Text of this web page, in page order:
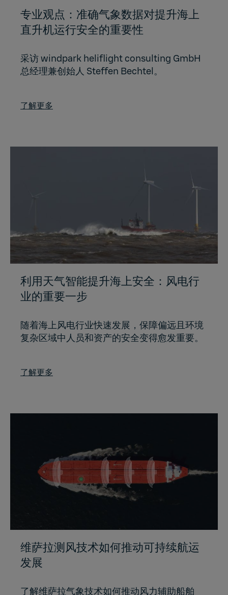
专业观点：准确气象数据对提升海上
直升机运行安全的重要性
采访 windpark heliflight consulting GmbH
总经理兼创始人 Steffen Bechtel。
了解更多
利用天气智能提升海上安全：风电行
业的重要一步
随着海上风电行业快速发展，保障偏远且环境
复杂区域中人员和资产的安全变得愈发重要。
了解更多
维萨拉测风技术如何推动可持续航运
发展
了解维萨拉气象技术如何推动风力辅助船舶